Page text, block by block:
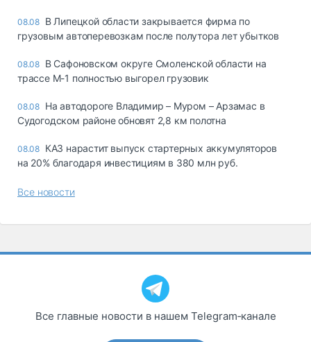
08.08 В Липецкой области закрывается фирма по
грузовым автоперевозкам после полутора лет убытков
08.08 В Сафоновском округе Смоленской области на
трассе М-1 полностью выгорел грузовик
08.08 На автодороге Владимир – Муром – Арзамас в
Судогодском районе обновят 2,8 км полотна
08.08 КАЗ нарастит выпуск стартерных аккумуляторов
на 20% благодаря инвестициям в 380 млн руб.
Все новости
Все главные новости в нашем Telegram‑канале